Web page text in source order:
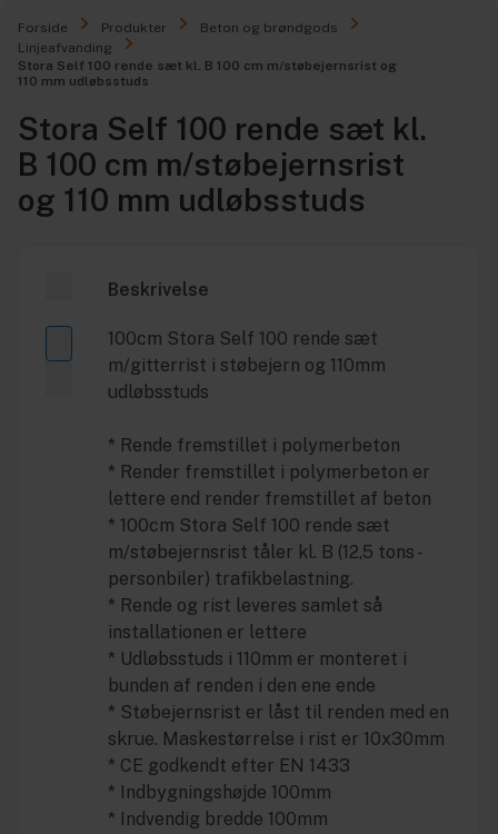
Forside Produkter
Beton og brøndgods
Linjeafvanding
Stora Self 100 rende sæt kl. B 100 cm m/støbejernsrist og
110 mm udløbsstuds
Stora Self 100 rende sæt kl.
B 100 cm m/støbejernsrist
og 110 mm udløbsstuds
Beskrivelse
100cm Stora Self 100 rende sæt
m/gitterrist i støbejern og 110mm
udløbsstuds
* Rende fremstillet i polymerbeton
* Render fremstillet i polymerbeton er
lettere end render fremstillet af beton
* 100cm Stora Self 100 rende sæt
m/støbejernsrist tåler kl. B (12,5 tons -
personbiler) trafikbelastning.
* Rende og rist leveres samlet så
installationen er lettere
* Udløbsstuds i 110mm er monteret i
bunden af renden i den ene ende
* Støbejernsrist er låst til renden med en
skrue. Maskestørrelse i rist er 10x30mm
* CE godkendt efter EN 1433
* Indbygningshøjde 100mm
* Indvendig bredde 100mm